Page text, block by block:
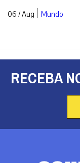
06 / Aug | Mundo
RECEBA